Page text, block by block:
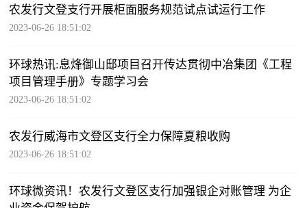
农发行文登支行开展柜面服务规范试点试运行工作
2023-06-26 18:51:02
环球热讯:息烽御山邸项目召开传达贯彻中冶集团《工程
项目管理手册》专题学习会
2023-06-26 18:51:02
农发行威海市文登区支行全力保障夏粮收购
2023-06-26 18:51:02
环球微资讯！农发行文登区支行加强银企对账管理 为企